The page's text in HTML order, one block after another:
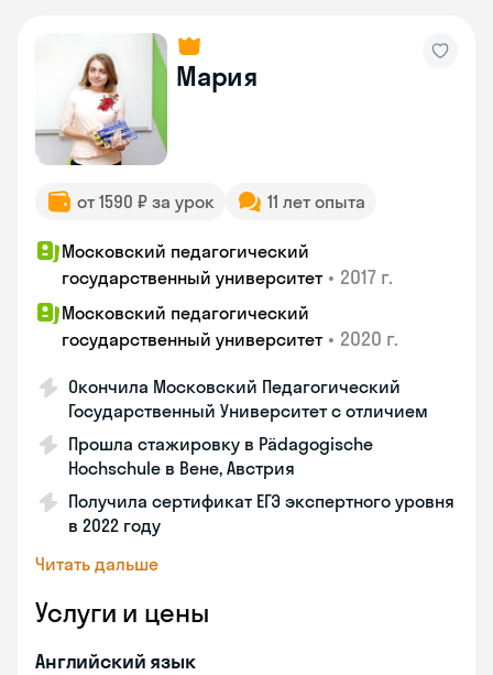
Мария
от 1590 ₽ за урок 11 лет опыта
Московский педагогический
государственный университет • 2017 г.
Московский педагогический
государственный университет • 2020 г.
Окончила Московский Педагогический
Государственный Университет с отличием
Прошла стажировку в Pädagogische
Hochschule в Вене, Австрия
Получила сертификат ЕГЭ экспертного уровня
в 2022 году
Читать дальше
Услуги и цены
Английский язык